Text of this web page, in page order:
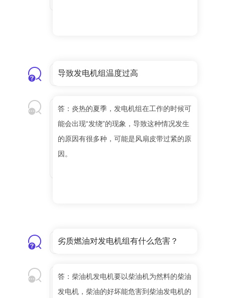
导致发电机组温度过高
答：炎热的夏季，发电机组在工作的时候可
能会出现“发绕”的现象，导致这种情况发生
的原因有很多种，可能是风扇皮带过紧的原
因。
劣质燃油对发电机组有什么危害？
答：柴油机发电机要以柴油机为然料的柴油
发电机，柴油的好坏能危害到柴油发电机的